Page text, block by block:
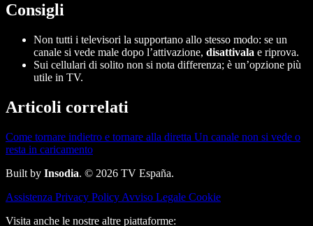
Consigli
Non tutti i televisori la supportano allo stesso modo: se un
canale si vede male dopo l’attivazione, disattivala e riprova.
Sui cellulari di solito non si nota differenza; è un’opzione più
utile in TV.
Articoli correlati
Come tornare indietro e tornare alla diretta Un canale non si vede o
resta in caricamento
Built by Insodia. © 2026 TV España.
Assistenza Privacy Policy Avviso Legale Cookie
Visita anche le nostre altre piattaforme: